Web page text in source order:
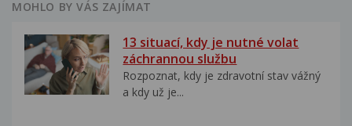
MOHLO BY VÁS ZAJÍMAT
13 situací, kdy je nutné volat
záchrannou službu
Rozpoznat, kdy je zdravotní stav vážný
a kdy už je...